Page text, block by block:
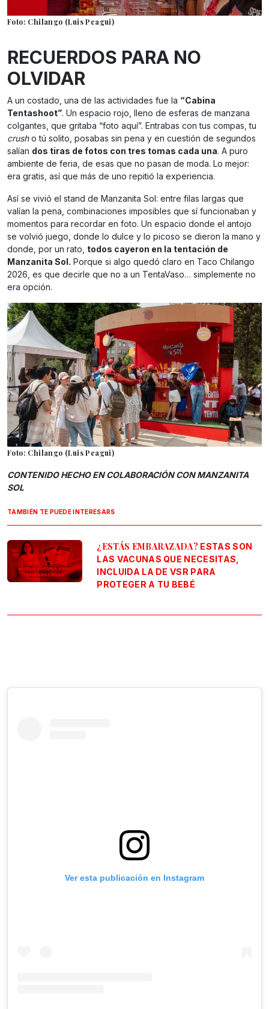
Foto: Chilango (Luis Peagui)
RECUERDOS PARA NO
OLVIDAR
A un costado, una de las actividades fue la “Cabina
Tentashoot”. Un espacio rojo, lleno de esferas de manzana
colgantes, que gritaba “foto aquí”. Entrabas con tus compas, tu
crusho tú solito, posabas sin pena y en cuestión de segundos
salían dos tiras de fotos con tres tomas cada una. A puro
ambiente de feria, de esas que no pasan de moda. Lo mejor:
era gratis, así que más de uno repitió la experiencia.
Así se vivió el stand de Manzanita Sol: entre filas largas que
valían la pena, combinaciones imposibles que sí funcionaban y
momentos para recordar en foto. Un espacio donde el antojo
se volvió juego, donde lo dulce y lo picoso se dieron la mano y
donde, por un rato, todos cayeron en la tentación de
Manzanita Sol. Porque si algo quedó claro en Taco Chilango
2026, es que decirle que no a un TentaVaso… simplemente no
era opción.
Foto: Chilango (Luis Peagui)
CONTENIDO HECHO EN COLABORACIÓN CON MANZANITA
SOL
TAMBIÉN TE PUEDE INTERESARS
¿ESTÁS EMBARAZADA? ESTAS SON
LAS VACUNAS QUE NECESITAS,
INCLUIDA LA DE VSR PARA
PROTEGER A TU BEBÉ
Ver esta publicación en Instagram